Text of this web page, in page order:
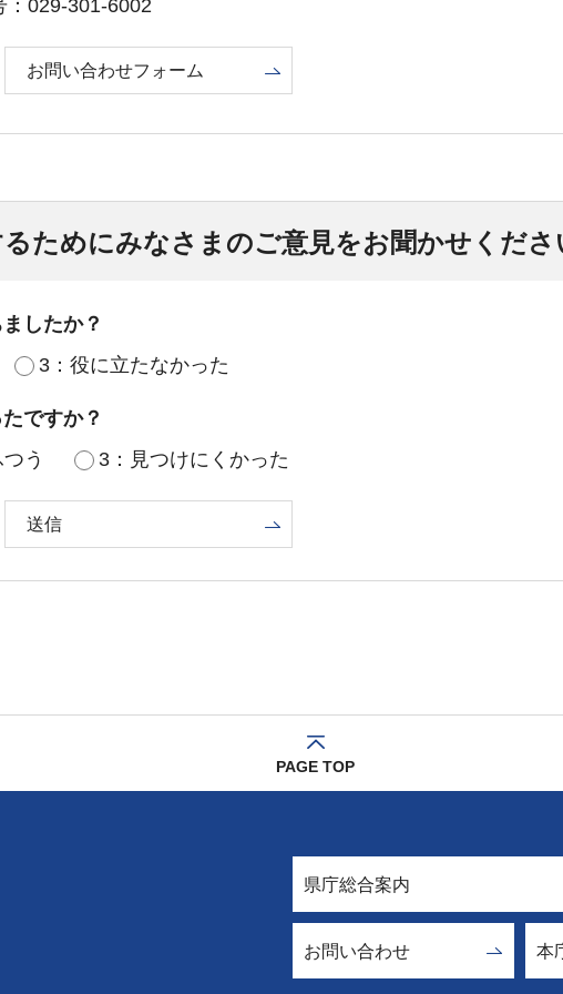
：029-301-6002
お問い合わせフォーム
ためにみなさまのご意見をお聞かせくださ
したか？
3：役に立たなかった
ですか？
う 3：見つけにくかった
PAGE TOP
県庁総合案内
お問い合わせ 本